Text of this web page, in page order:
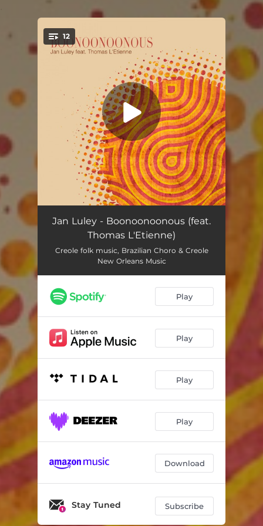
You're all set!
12
Barracao (feat. Thomas L'Etienne) 05:10
New Orleans Joys
En Ti Punch (feat. Thomas L'Etienne) 03:07
Mamanita
Winin' Boy Blues (feat. Thomas L'Etienne) 04:47
Mettez I Dehro
The Crave 03:46
Boonoonoonous (feat. Thomas L'Etienne) 04:00
06:21
Jan Luley - Boonoonoonous (feat.
Thomas L'Etienne)
Creole folk music, Brazilian Choro & Creole
New Orleans Music
Play
Play
Play
Play
Download
Stay Tuned Subscribe